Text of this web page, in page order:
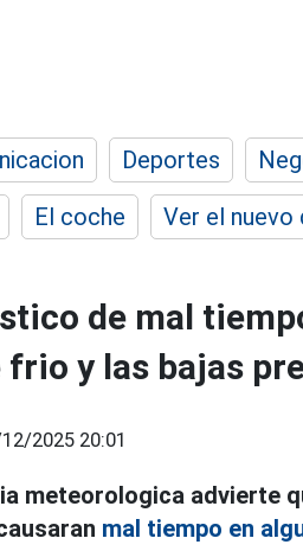
Deportes
El coche Ver el nuevo
de mal
frio y las bajas
2025 20:01
meteorologica advierte
mal tiempo en